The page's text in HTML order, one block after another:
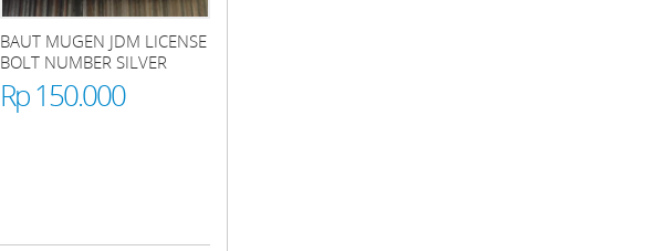
BAUT MUGEN JDM LICENSE
BOLT NUMBER SILVER
Rp 150.000